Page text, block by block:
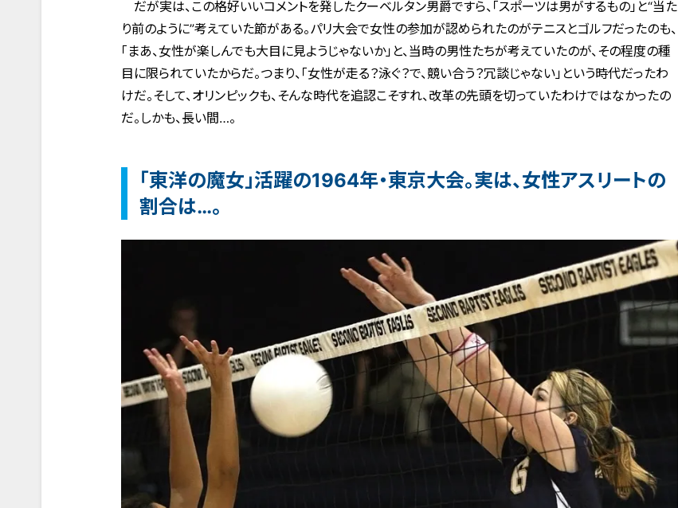
だが実は、この格好いいコメントを発したクーベルタン男爵ですら、「スポーツは男がするもの」と“当た
り前のように”考えていた節がある。パリ大会で女性の参加が認められたのがテニスとゴルフだったのも、
「まあ、女性が楽しんでも大目に見ようじゃないか」と、当時の男性たちが考えていたのが、その程度の種
目に限られていたからだ。つまり、「女性が走る？泳ぐ？で、競い合う？冗談じゃない」という時代だったわ
けだ。そして、オリンピックも、そんな時代を追認こそすれ、改革の先頭を切っていたわけではなかったの
だ。しかも、長い間…。
「東洋の魔女」活躍の1964年・東京大会。実は、女性アスリートの
割合は…。